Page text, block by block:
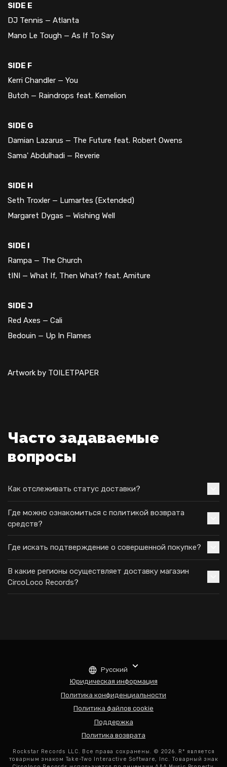
SIDE E
DJ Tennis — Atlanta
Mano Le Tough — As If To Say
SIDE F
Kerri Chandler — You
Butch — Raindrops feat. Kemelion
SIDE G
Damian Lazarus — The Future feat. Robert Owens
Sama' Abdulhadi — Reverie
SIDE H
Seth Troxler — Lumartes (Extended)
Margaret Dygas — Wishing Well
SIDE I
Rampa — The Church
tINI — What If, Then What? feat. Amiture
SIDE J
Red Axes — Cali
Bedouin — Up In Flames
Artwork by TOILETPAPER
Часто задаваемые
вопросы
Как отслеживать статус доставки?
Где можно ознакомиться с политикой возврата
средств?
Где искать подтверждение о совершенной покупке?
В какие регионы осуществляет доставку магазин
CircoLoco Records?
Юридическая информация
Политика конфиденциальности
Политика файлов cookie
Поддержка
Политика возврата
Rockstar Records LLC. Все права сохранены. © 2026. R* является
товарным знаком Take-Two Interactive Software, Inc. Товарный знак
Русский